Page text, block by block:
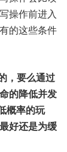
操作前进入
的这些条件
，要么通过
的降低并发
概率的玩
好还是为缓